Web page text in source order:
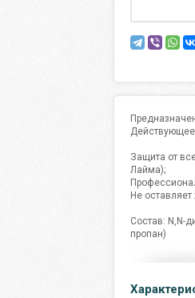
Действующее
Защита от
Лайма);
Не
Состав: N,N-
пропан)